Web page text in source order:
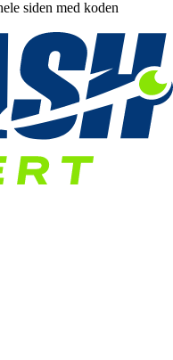
siden med koden